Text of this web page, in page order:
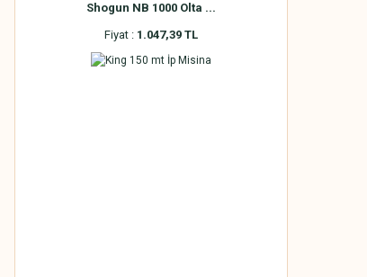
Shogun NB 1000 Olta ...
Fiyat : 1.047,39 TL